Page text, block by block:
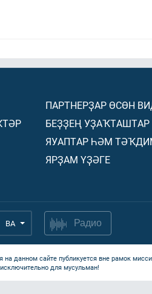
ПАРТНЕРҘАР ӨСӨН
БЕҘҘЕҢ УҘАҠТАШТАР
ЯУАПТАР ҺӘМ
ЯРҘАМ ҮҘӘГЕ
BA Радио
на данном сайте публикуется вне рамок
для мусульман!